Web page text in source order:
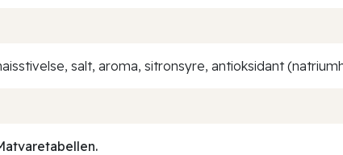
salt, aroma, sitronsyre, antioksidant